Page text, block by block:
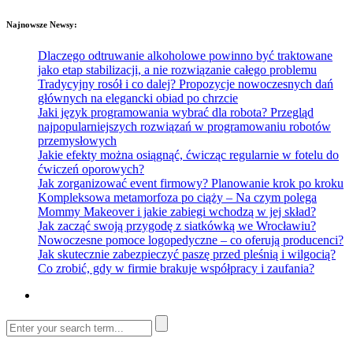
Najnowsze Newsy:
Dlaczego odtruwanie alkoholowe powinno być traktowane
jako etap stabilizacji, a nie rozwiązanie całego problemu
Tradycyjny rosół i co dalej? Propozycje nowoczesnych dań
głównych na elegancki obiad po chrzcie
Jaki język programowania wybrać dla robota? Przegląd
najpopularniejszych rozwiązań w programowaniu robotów
przemysłowych
Jakie efekty można osiągnąć, ćwicząc regularnie w fotelu do
ćwiczeń oporowych?
Jak zorganizować event firmowy? Planowanie krok po kroku
Kompleksowa metamorfoza po ciąży – Na czym polega
Mommy Makeover i jakie zabiegi wchodzą w jej skład?
Jak zacząć swoją przygodę z siatkówką we Wrocławiu?
Nowoczesne pomoce logopedyczne – co oferują producenci?
Jak skutecznie zabezpieczyć paszę przed pleśnią i wilgocią?
Co zrobić, gdy w firmie brakuje współpracy i zaufania?